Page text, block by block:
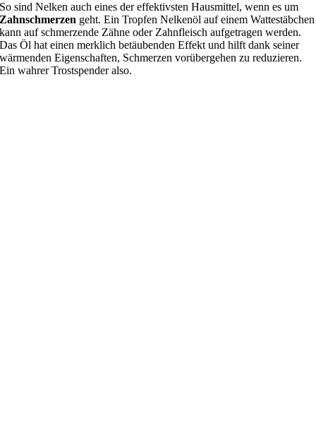
So sind Nelken auch eines der effektivsten Hausmittel, wenn es um
Zahnschmerzen geht. Ein Tropfen Nelkenöl auf einem Wattestäbchen
kann auf schmerzende Zähne oder Zahnfleisch aufgetragen werden.
Das Öl hat einen merklich betäubenden Effekt und hilft dank seiner
wärmenden Eigenschaften, Schmerzen vorübergehen zu reduzieren.
Ein wahrer Trostspender also.